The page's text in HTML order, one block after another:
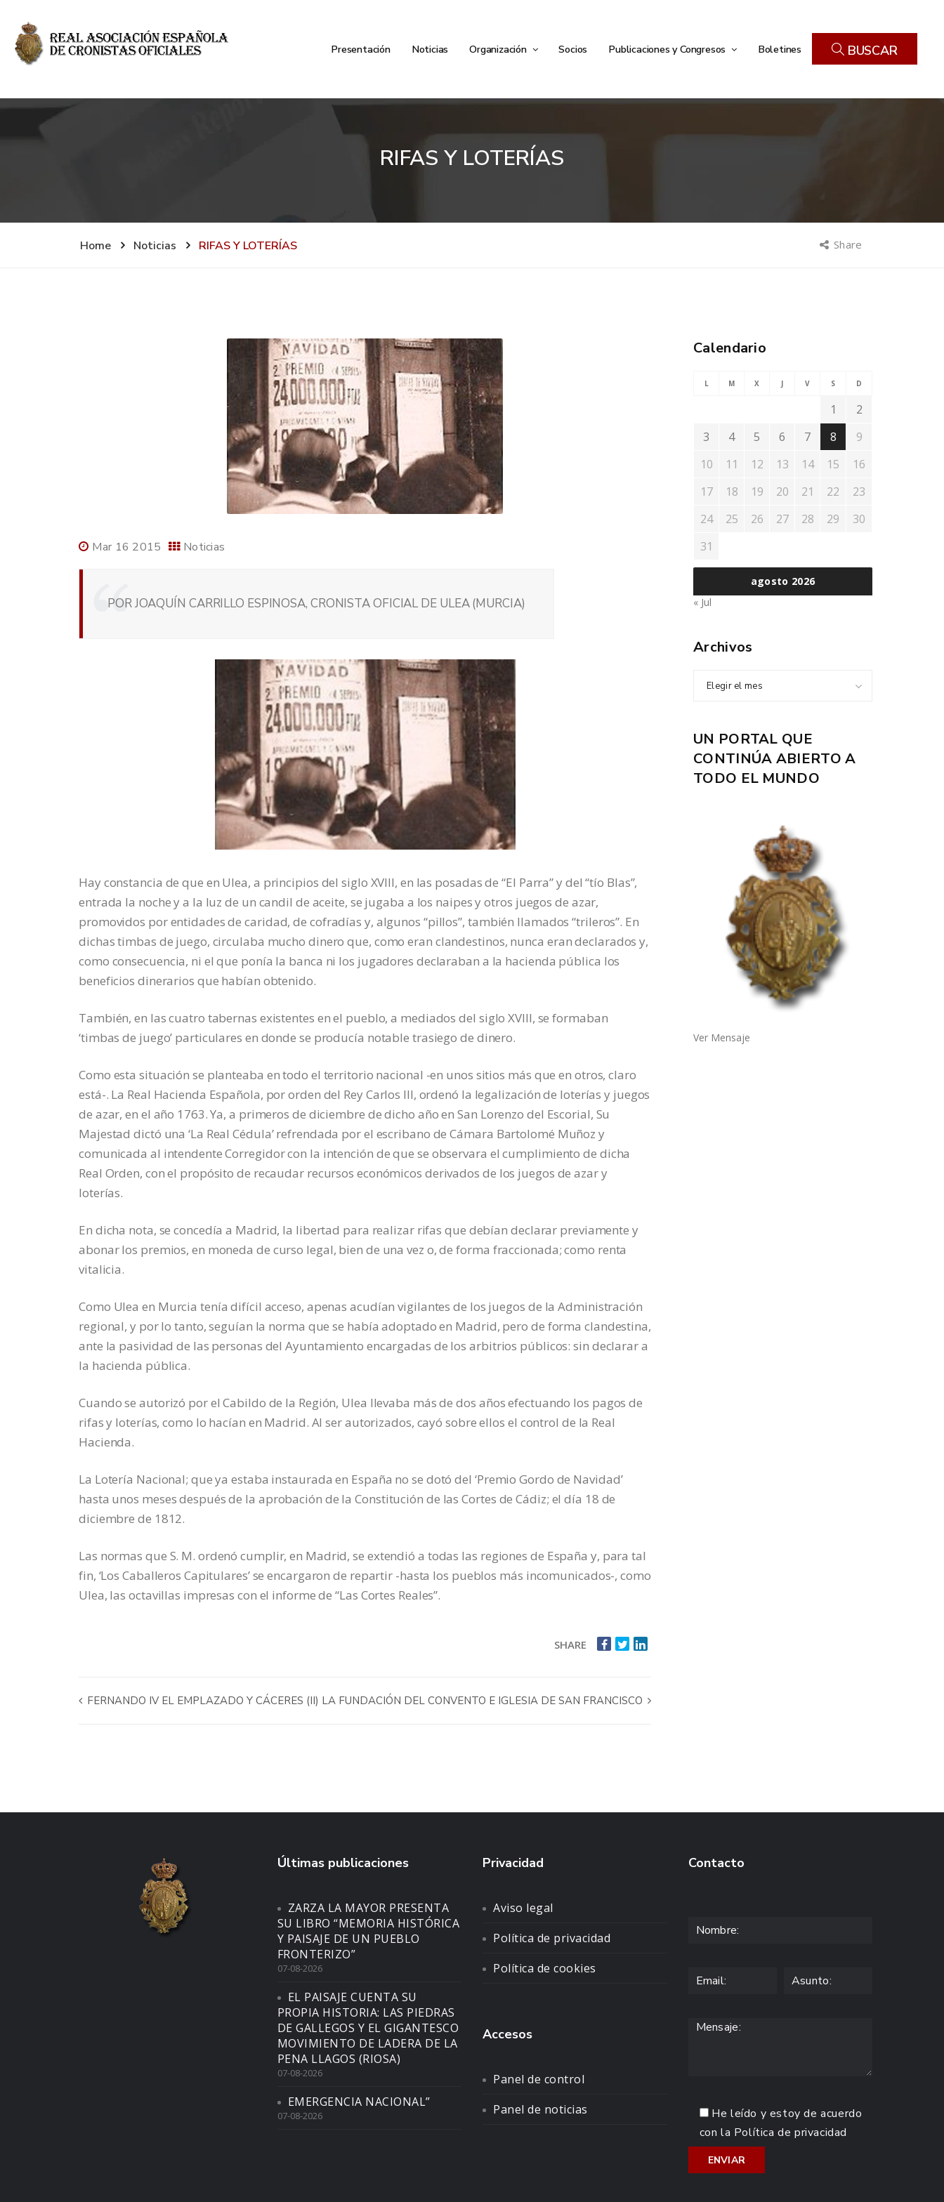
Presentación Noticias Organización Socios Publicaciones y Congresos Boletines BUSCAR
RIFAS Y LOTERÍAS
Home Noticias RIFAS Y LOTERÍAS Share
Mar 16 2015 Noticias
POR JOAQUÍN CARRILLO ESPINOSA, CRONISTA OFICIAL DE ULEA (MURCIA)
Hay constancia de que en Ulea, a principios del siglo XVIII, en las posadas de “El Parra” y del “tío Blas”,
entrada la noche y a la luz de un candil de aceite, se jugaba a los naipes y otros juegos de azar,
promovidos por entidades de caridad, de cofradías y, algunos “pillos”, también llamados “trileros”. En
dichas timbas de juego, circulaba mucho dinero que, como eran clandestinos, nunca eran declarados y,
como consecuencia, ni el que ponía la banca ni los jugadores declaraban a la hacienda pública los
beneficios dinerarios que habían obtenido.
También, en las cuatro tabernas existentes en el pueblo, a mediados del siglo XVIII, se formaban
‘timbas de juego’ particulares en donde se producía notable trasiego de dinero.
Como esta situación se planteaba en todo el territorio nacional -en unos sitios más que en otros, claro
está-. La Real Hacienda Española, por orden del Rey Carlos III, ordenó la legalización de loterías y juegos
de azar, en el año 1763. Ya, a primeros de diciembre de dicho año en San Lorenzo del Escorial, Su
Majestad dictó una ‘La Real Cédula’ refrendada por el escribano de Cámara Bartolomé Muñoz y
comunicada al intendente Corregidor con la intención de que se observara el cumplimiento de dicha
Real Orden, con el propósito de recaudar recursos económicos derivados de los juegos de azar y
loterías.
En dicha nota, se concedía a Madrid, la libertad para realizar rifas que debían declarar previamente y
abonar los premios, en moneda de curso legal, bien de una vez o, de forma fraccionada; como renta
vitalicia.
Como Ulea en Murcia tenía difícil acceso, apenas acudían vigilantes de los juegos de la Administración
regional, y por lo tanto, seguían la norma que se había adoptado en Madrid, pero de forma clandestina,
ante la pasividad de las personas del Ayuntamiento encargadas de los arbitrios públicos: sin declarar a
la hacienda pública.
Cuando se autorizó por el Cabildo de la Región, Ulea llevaba más de dos años efectuando los pagos de
rifas y loterías, como lo hacían en Madrid. Al ser autorizados, cayó sobre ellos el control de la Real
Hacienda.
La Lotería Nacional; que ya estaba instaurada en España no se dotó del ‘Premio Gordo de Navidad’
hasta unos meses después de la aprobación de la Constitución de las Cortes de Cádiz; el día 18 de
diciembre de 1812.
Las normas que S. M. ordenó cumplir, en Madrid, se extendió a todas las regiones de España y, para tal
fin, ‘Los Caballeros Capitulares’ se encargaron de repartir -hasta los pueblos más incomunicados-, como
Ulea, las octavillas impresas con el informe de “Las Cortes Reales”.
SHARE
FERNANDO IV EL EMPLAZADO Y CÁCERES (II) LA FUNDACIÓN DEL CONVENTO E IGLESIA DE SAN FRANCISCO
Calendario
agosto 2026
L M X J V S D
1
2
3
4 5 6 7 8
9
10
11 12 13 14 15
16
17
18 19 20 21 22
23
24
25 26 27 28 29
30
31
« Jul
Archivos
Elegir el mes
UN PORTAL QUE
CONTINÚA ABIERTO A
TODO EL MUNDO
Ver Mensaje
Últimas publicaciones
ZARZA LA MAYOR PRESENTA
SU LIBRO “MEMORIA HISTÓRICA
Y PAISAJE DE UN PUEBLO
FRONTERIZO”
07-08-2026
EL PAISAJE CUENTA SU
PROPIA HISTORIA: LAS PIEDRAS
DE GALLEGOS Y EL GIGANTESCO
MOVIMIENTO DE LADERA DE LA
PENA LLAGOS (RIOSA)
07-08-2026
EMERGENCIA NACIONAL”
07-08-2026
Privacidad
Aviso legal
Política de privacidad
Política de cookies
Accesos
Panel de control
Panel de noticias
Contacto
He leído y estoy de acuerdo
con la Política de privacidad